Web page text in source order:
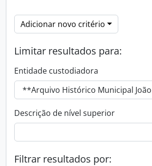
Adicionar novo critério
Limitar resultados para:
Entidade custodiadora
Descrição de nível superior
Filtrar resultados por: